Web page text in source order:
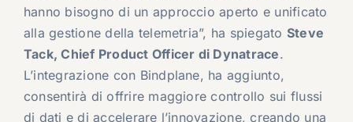
hanno bisogno di un approccio aperto e unificato
alla gestione della telemetria”, ha spiegato Steve
Tack, Chief Product Officer di Dynatrace.
L’integrazione con Bindplane, ha aggiunto,
consentirà di offrire maggiore controllo sui flussi
di dati e di accelerare l’innovazione, creando una